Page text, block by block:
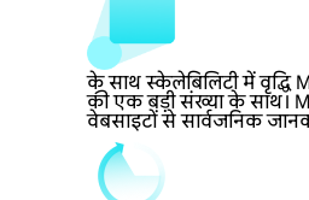
के साथ स्केलेबिलिटी में वृद्धि
की एक बड़ी संख्या के साथ।
वेबसाइटों से सार्वजनिक